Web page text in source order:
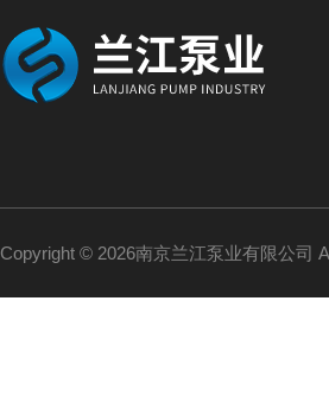
Copyright © 2026南京兰江泵业有限公司